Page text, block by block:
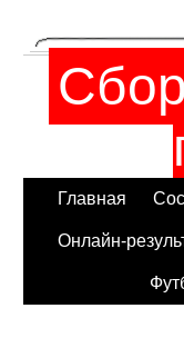
Главная
Онлайн-